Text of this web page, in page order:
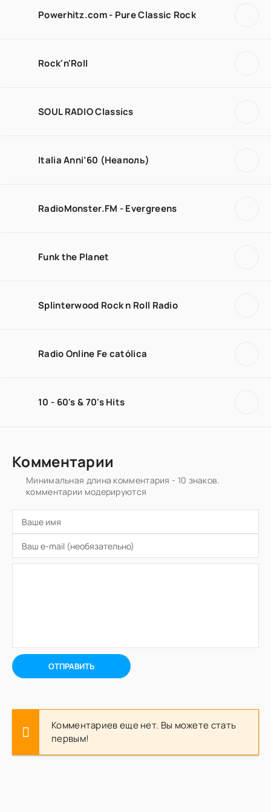
Powerhitz.com - Pure Classic Rock
Rock'n'Roll
SOUL RADIO Classics
Italia Anni’60 (Неаполь)
RadioMonster.FM - Evergreens
Funk the Planet
Splinterwood Rock n Roll Radio
Radio Online Fe católica
10 - 60's & 70's Hits
Комментарии
Минимальная длина комментария - 10 знаков.
комментарии модерируются
ОТПРАВИТЬ
Комментариев еще нет. Вы можете стать
первым!